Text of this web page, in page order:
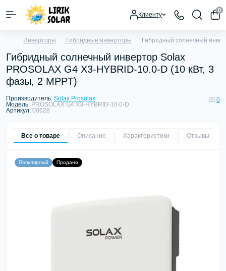
Клиенту
0
Инверторы Гибридные инверторы Гибридный солнечный
Гибридный солнечный инвертор Solax
PROSOLAX G4 X3-HYBRID-10.0-D (10 кВт, 3
фазы, 2 MPPT)
Производитель: Solax Prosolax
Модель: PROSOLAX G4 X3-HYBRID-10.0-D
Артикул: 00628
0
Все о товаре Описание Характеристики Отзывы
Популярный Продано